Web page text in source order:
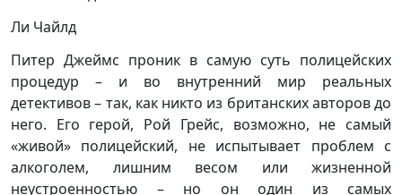
Ли Чайлд
Питер Джеймс проник в самую суть полицейских
процедур – и во внутренний мир реальных
детективов – так, как никто из британских авторов до
него. Его герой, Рой Грейс, возможно, не самый
«живой» полицейский, не испытывает проблем с
алкоголем, лишним весом или жизненной
неустроенностью – но он один из самых